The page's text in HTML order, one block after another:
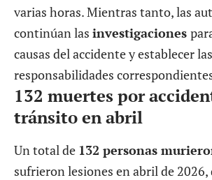
varias horas. Mientras tanto, las
continúan las investigaciones
causas del accidente y establecer las
responsabilidades
132 muertes por
tránsito en abril
Un total de 132 personas
sufrieron lesiones en abril de